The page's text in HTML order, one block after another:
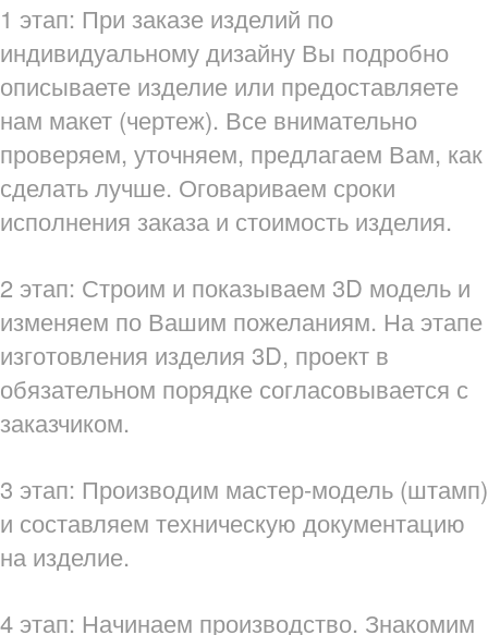
1 этап: При заказе изделий по
индивидуальному дизайну Вы подробно
описываете изделие или предоставляете
нам макет (чертеж). Все внимательно
проверяем, уточняем, предлагаем Вам, как
сделать лучше. Оговариваем сроки
исполнения заказа и стоимость изделия.
2 этап: Строим и показываем 3D модель и
изменяем по Вашим пожеланиям. На этапе
изготовления изделия 3D, проект в
обязательном порядке согласовывается с
заказчиком.
3 этап: Производим мастер-модель (штамп)
и составляем техническую документацию
на изделие.
4 этап: Начинаем производство. Знакомим